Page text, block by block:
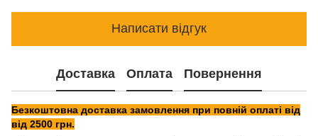
Написати відгук
Доставка Оплата Повернення
Безкоштовна доставка замовлення при повній оплаті від
від 2500 грн.